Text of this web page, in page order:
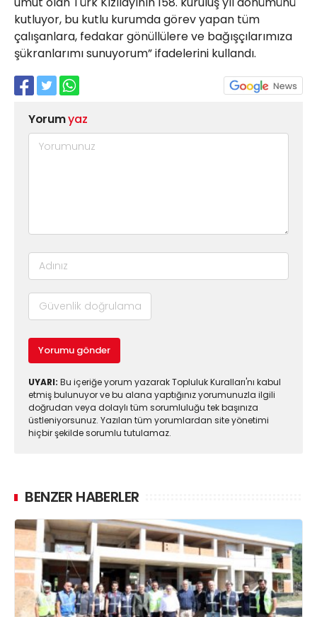
kutluyor, bu kutlu kurumda görev yapan tüm
çalışanlara, fedakar gönüllülere ve bağışçılarımıza
şükranlarımı sunuyorum” ifadelerini kullandı.
Yorumyaz
Yorumu gönder
UYARI: Bu içeriğe yorum yazarak Topluluk Kuralları'nı kabul
etmiş bulunuyor ve bu alana yaptığınız yorumunuzla ilgili
doğrudan veya dolaylı tüm sorumluluğu tek başınıza
üstleniyorsunuz. Yazılan tüm yorumlardan site yönetimi
hiçbir şekilde sorumlu tutulamaz.
BENZER HABERLER